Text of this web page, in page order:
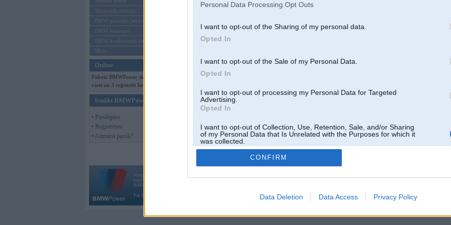
Personal Data Processing Opt Outs
I want to opt-out of the Sharing of my personal data.
Opted In
I want to opt-out of the Sale of my Personal Data.
Opted In
I want to opt-out of processing my Personal Data for Targeted
Advertising.
Opted In
I want to opt-out of Collection, Use, Retention, Sale, and/or Sharing
of my Personal Data that Is Unrelated with the Purposes for which it
was collected.
Opted Out
CONFIRM
Data Deletion Data Access Privacy Policy
Sērijveida tūnings
BMW pasaules jaunumi
BMW koncepti
BMW konkurentu jaunumi
Moto
Online
Pašreiz BMWPower skatās 103
viesi un 3 reģistrēti lietotāji.
Ienākt BMWPower
• Pieslēgties
• Reģistrēties
• Aizmirsi paroli?
Vortāls BMWPower.lv darbojas
kopš 2002. gada 14. maija. Tas nav auto klubs un nav saistīts ar
BMW AG.
Par BMWPower